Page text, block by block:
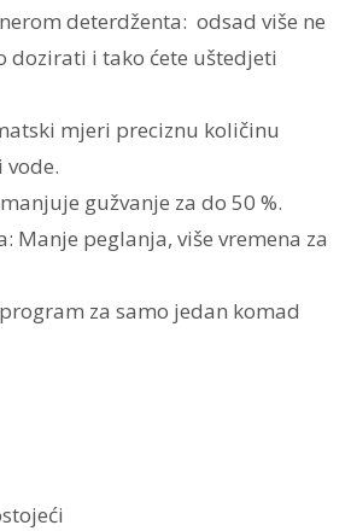
deterdženta: odsad više ne
dozirati i tako ćete uštedjeti
mjeri preciznu količinu
vode.
gužvanje za do 50 %.
Manje peglanja, više vremena za
program za samo jedan komad